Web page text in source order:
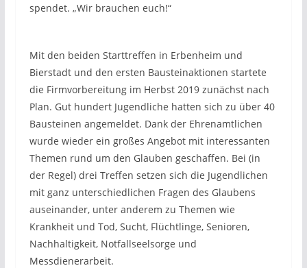
spendet. „Wir brauchen euch!“
Mit den beiden Starttreffen in Erbenheim und
Bierstadt und den ersten Bausteinaktionen startete
die Firmvorbereitung im Herbst 2019 zunächst nach
Plan. Gut hundert Jugendliche hatten sich zu über 40
Bausteinen angemeldet. Dank der Ehrenamtlichen
wurde wieder ein großes Angebot mit interessanten
Themen rund um den Glauben geschaffen. Bei (in
der Regel) drei Treffen setzen sich die Jugendlichen
mit ganz unterschiedlichen Fragen des Glaubens
auseinander, unter anderem zu Themen wie
Krankheit und Tod, Sucht, Flüchtlinge, Senioren,
Nachhaltigkeit, Notfallseelsorge und
Messdienerarbeit.